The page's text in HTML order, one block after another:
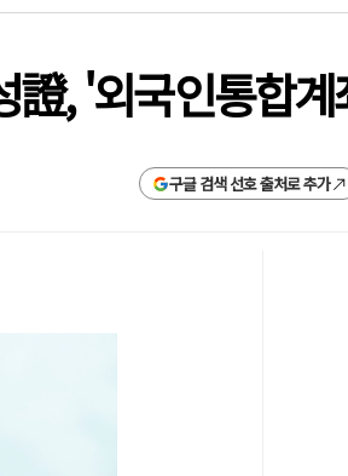
, '외국인통합계
구글 검색 선호 출처로 추가